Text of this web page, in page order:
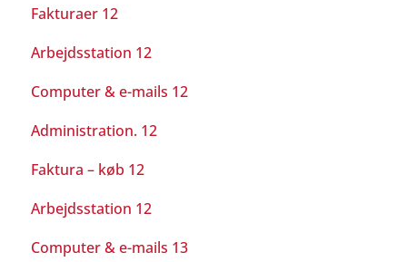
Fakturaer 12
Arbejdsstation 12
Computer & e-mails 12
Administration. 12
Faktura – køb 12
Arbejdsstation 12
Computer & e-mails 13